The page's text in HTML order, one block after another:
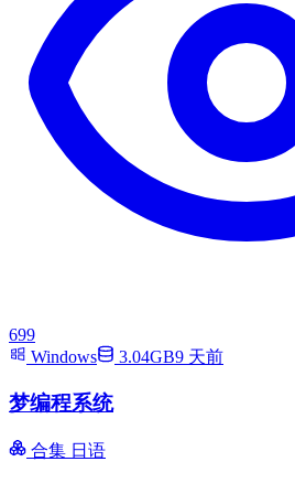
699
Windows
3.04GB9 天前
梦编程系统
合集 日语